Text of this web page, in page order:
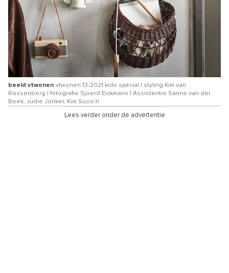
beeld vtwonen vtwonen 13-2021 kids special | styling Kim van
Rossenberg | fotografie Sjoerd Eickmans | Assistentie Sanne van der
Beek, Judie Jonker, Kim Suos\n
Lees verder onder de advertentie